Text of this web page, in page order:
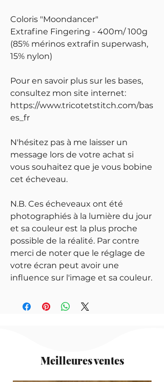
Coloris "Moondancer"
Extrafine Fingering - 400m/ 100g
(85% mérinos extrafin superwash,
15% nylon)
Pour en savoir plus sur les bases,
consultez mon site internet:
https://www.tricotetstitch.com/bas
es_fr
N'hésitez pas à me laisser un
message lors de votre achat si
vous souhaitez que je vous bobine
cet écheveau.
N.B. Ces écheveaux ont été
photographiés à la lumière du jour
et sa couleur est la plus proche
possible de la réalité. Par contre
merci de noter que le réglage de
votre écran peut avoir une
influence sur l'image et sa couleur.
Meilleures ventes